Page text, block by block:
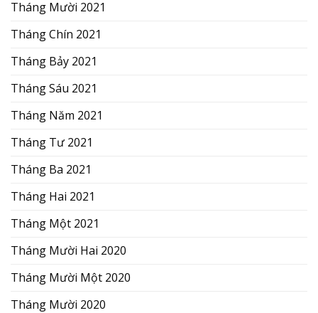
Tháng Mười 2021
Tháng Chín 2021
Tháng Bảy 2021
Tháng Sáu 2021
Tháng Năm 2021
Tháng Tư 2021
Tháng Ba 2021
Tháng Hai 2021
Tháng Một 2021
Tháng Mười Hai 2020
Tháng Mười Một 2020
Tháng Mười 2020